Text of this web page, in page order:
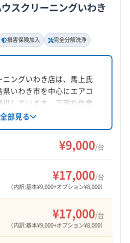
スクリーニングいわき
損害保険加入 完全分解洗浄
ングいわき店は、馬上氏
いわき市を中心にエアコ
供しています。丁寧な作業
～4月限定）、損害保険加入
除菌水を使用し、消臭抗
対応エリアは福島県、茨
全部見る
¥9,000/台
¥17,000/台
（内訳:基本¥9,000+オプション¥8,000）
¥17,000/台
（内訳:基本¥9,000+オプション¥8,000）